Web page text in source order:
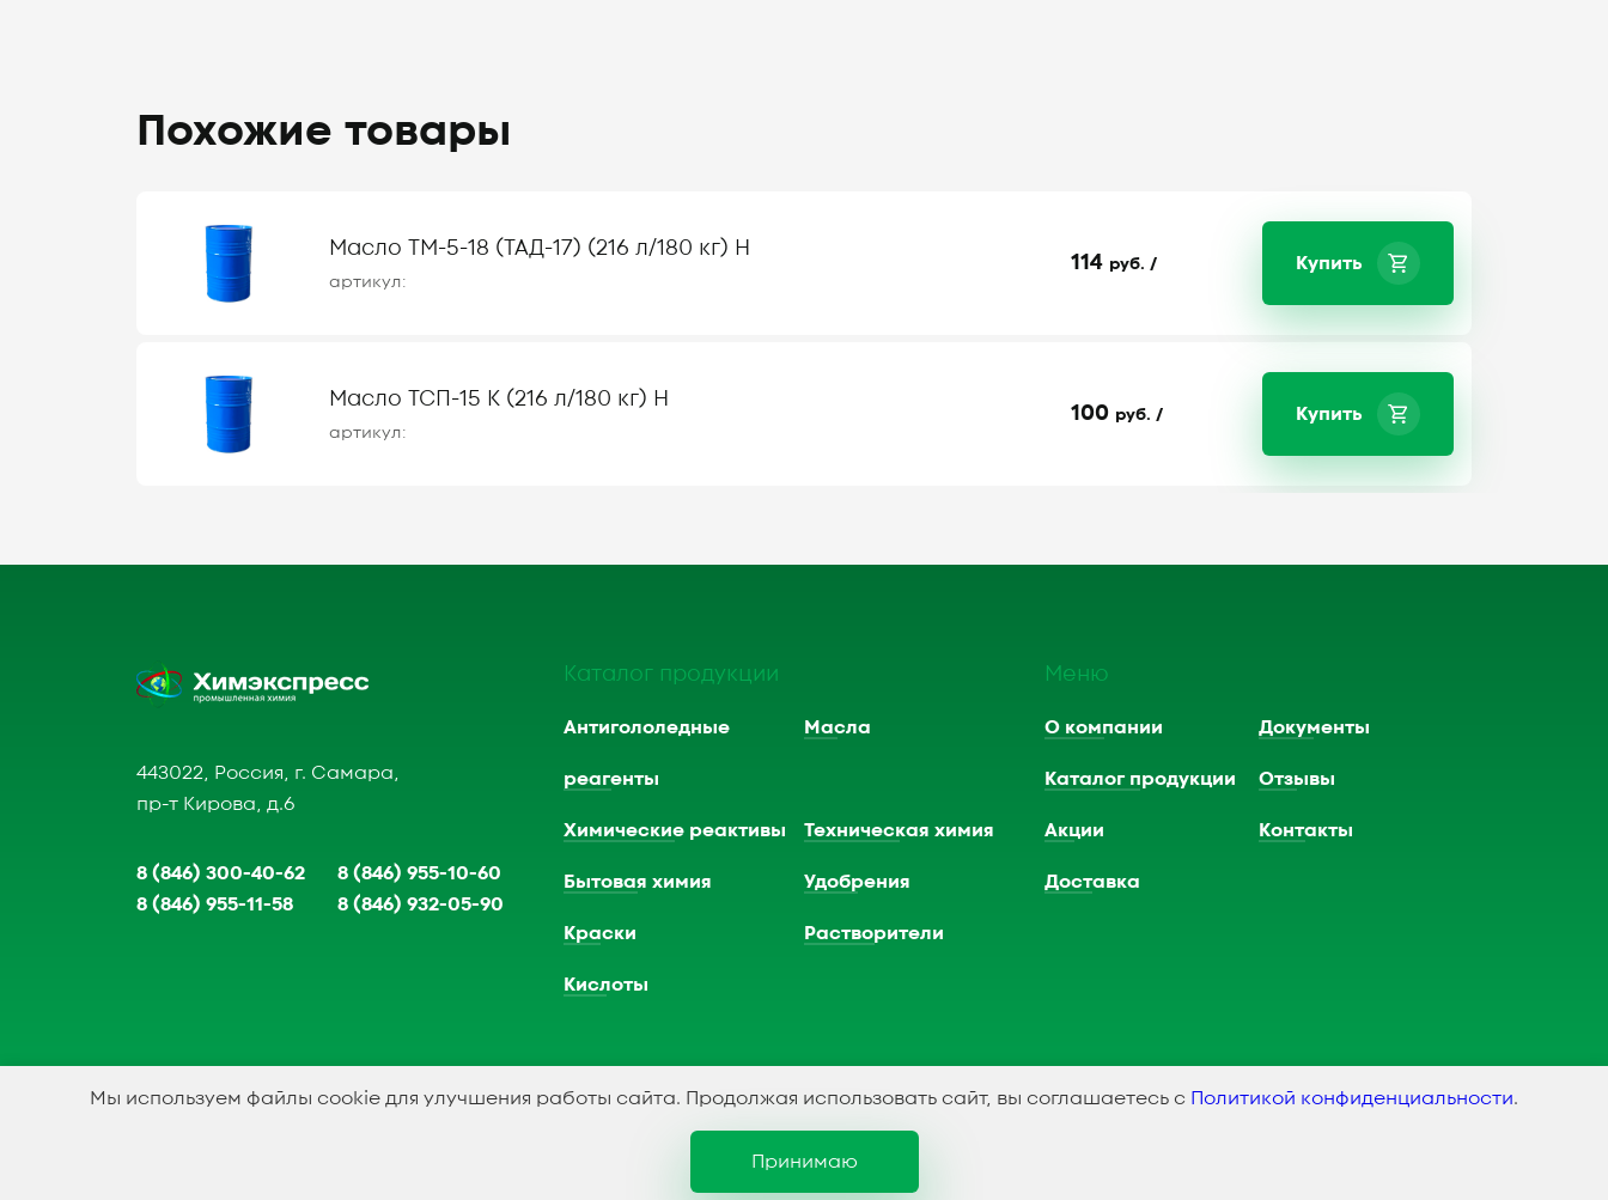
Похожие товары
Масло ТМ-5-18 (ТАД-17) (216 л/180 кг) Н
артикул:
114 руб. / Купить
Масло ТСП-15 К (216 л/180 кг) Н
артикул:
100 руб. / Купить
443022, Россия, г. Самара,
пр-т Кирова, д.6
8 (846) 300-40-62
8 (846) 955-10-60
8 (846) 955-11-58
8 (846) 932-05-90
Каталог продукции
Антигололедные
реагенты
Масла
Химические реактивы Техническая химия
Бытовая химия Удобрения
Краски Растворители
Кислоты
Меню
О компании Документы
Каталог продукции Отзывы
Акции Контакты
Доставка
Политика конфидициальности
Мы используем файлы cookie для улучшения работы сайта. Продолжая использовать сайт, вы соглашаетесь с Политикой конфиденциальности.
Принимаю